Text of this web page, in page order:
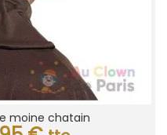
moine chatain